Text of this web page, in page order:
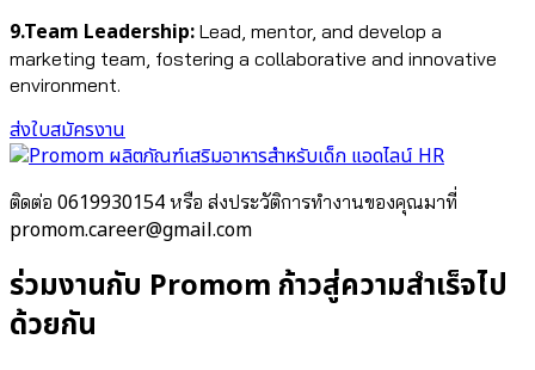
9.Team Leadership: Lead, mentor, and develop a
marketing team, fostering a collaborative and innovative
environment.
ส่งใบสมัครงาน
แอดไลน์ HR
ติดต่อ 0619930154 หรือ ส่งประวัติการทำงานของคุณมาที่
promom.career@gmail.com
ร่วมงานกับ Promom ก้าวสู่ความสำเร็จไป
ด้วยกัน